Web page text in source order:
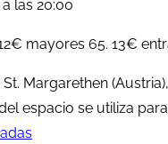
las 20:00
mayores 65. 13€
St. Margarethen
espacio se utiliza